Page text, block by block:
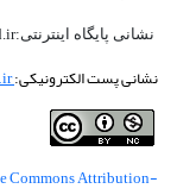
نشانی پایگاه اینترنتی:www.javidankherad.ir
نشانی پست الکترونیکی:javidankherad@irip.ac.ir
Commons Attribution-